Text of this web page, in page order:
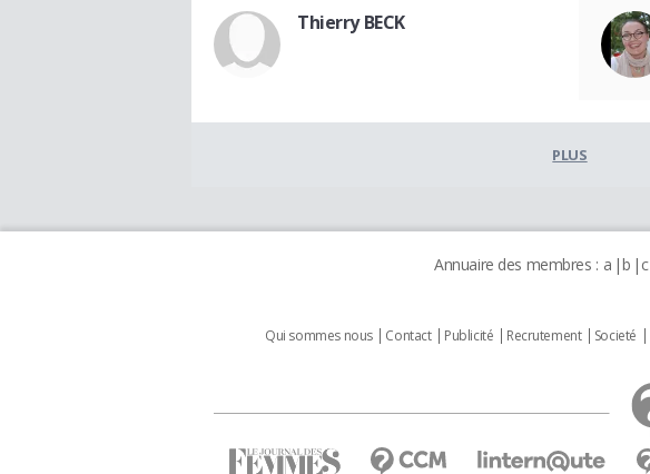
Thierry BECK
PLUS
Annuaire des membres : a b c
Qui sommes nous Contact Publicité Recrutement Societé